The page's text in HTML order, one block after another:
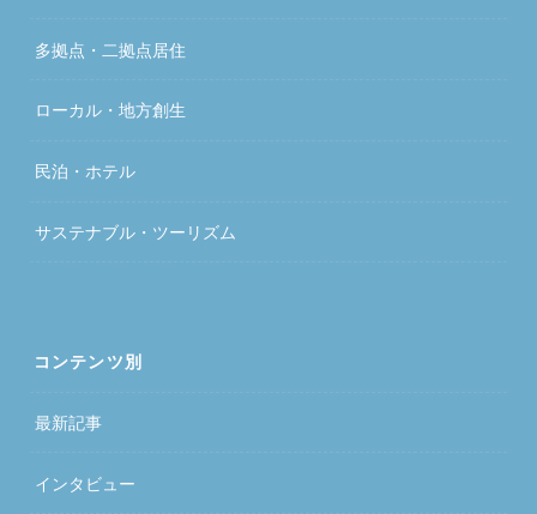
多拠点・二拠点居住
ローカル・地方創生
民泊・ホテル
サステナブル・ツーリズム
コンテンツ別
最新記事
インタビュー